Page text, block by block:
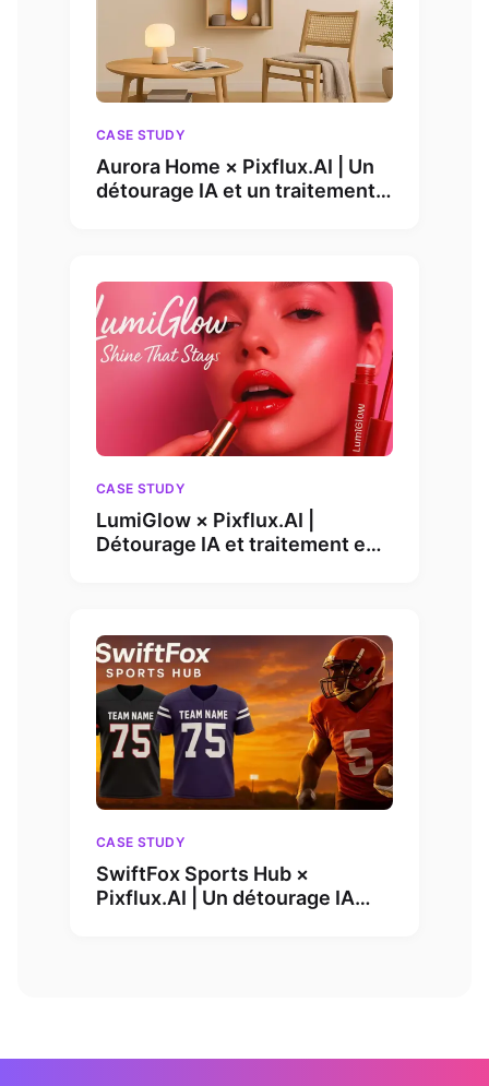
CASE STUDY
Aurora Home × Pixflux.AI | Un
détourage IA et un traitement
CASE STUDY
LumiGlow × Pixflux.AI |
Détourage IA et traitement en
CASE STUDY
SwiftFox Sports Hub ×
Pixflux.AI | Un détourage IA